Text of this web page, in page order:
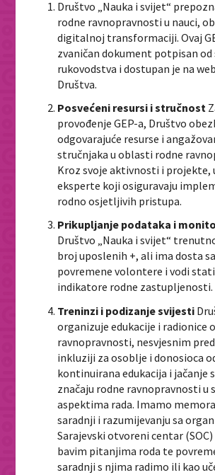
Društvo „Nauka i svijet“
rodne ravnopravnosti u nauci,
digitalnoj transformaciji. Ovaj
zvaničan dokument potpisan od
rukovodstva i dostupan je na
Društva.
Posvećeni resursi i stručnost
provođenje GEP-a, Društvo
odgovarajuće resurse i
stručnjaka u oblasti rodne
Kroz svoje aktivnosti i projekte,
eksperte koji osiguravaju
rodno osjetljivih pristupa.
Prikupljanje podataka i
Društvo „Nauka i svijet“
broj uposlenih +, ali ima dosta
povremene volontere i vodi
indikatore rodne zastupljenosti.
Treninzi i podizanje svijesti
organizuje edukacije i radionice
ravnopravnosti, nesvjesnim
inkluziji za osoblje i donosioca
kontinuirana edukacija i jačanje
značaju rodne ravnopravnosti u
aspektima rada. Imamo
saradnji i razumijevanju sa
Sarajevski otvoreni centar (SOC)
bavim pitanjima roda te
saradnji s njima radimo ili kao